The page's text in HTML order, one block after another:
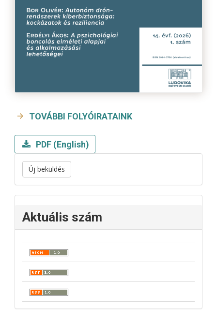
TOVÁBBI FOLYÓIRATAINK
PDF (English)
Új beküldés
Aktuális szám